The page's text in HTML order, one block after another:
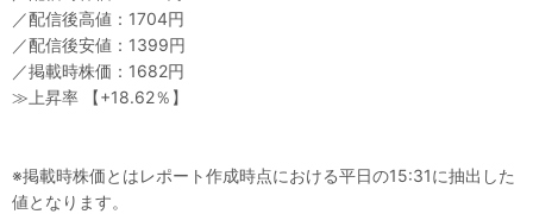
／配信後高値：1704円
／配信後安値：1399円
／掲載時株価：1682円
≫上昇率 【+18.62％】
※掲載時株価とはレポート作成時点における平日の15:31に抽出した
値となります。